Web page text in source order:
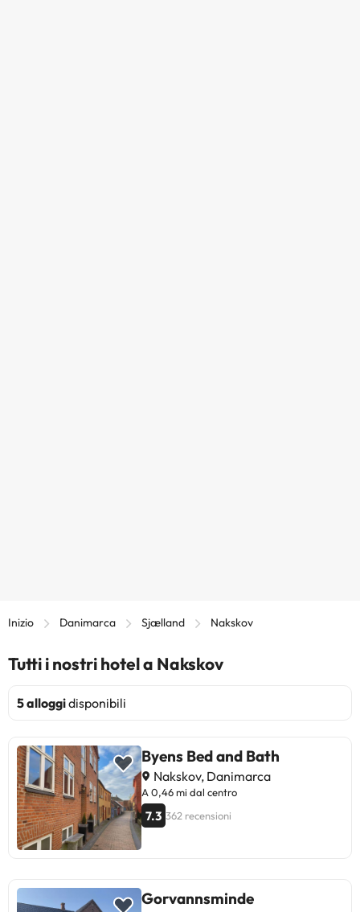
Inizio Danimarca Sjælland Nakskov
Tutti i nostri hotel a Nakskov
5 alloggidisponibili
Byens Bed and Bath
Nakskov, Danimarca
A 0,46 mi dal centro
7.3 362 recensioni
Gorvannsminde